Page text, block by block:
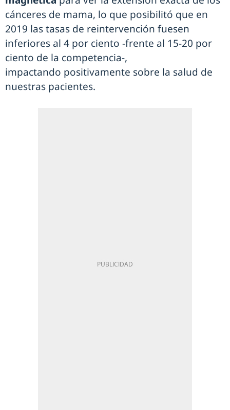
cánceres de mama, lo que posibilitó que en
2019 las tasas de reintervención fuesen
inferiores al 4 por ciento -frente al 15-20 por
ciento de la competencia-,
impactando positivamente sobre la salud de
nuestras pacientes.